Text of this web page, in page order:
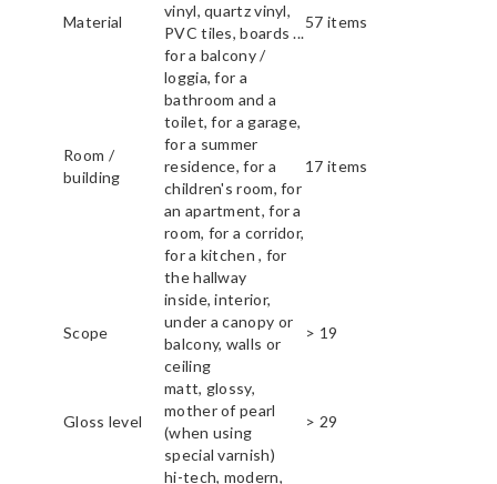
Material
vinyl, quartz vinyl,
PVC tiles, boards ...
57 items
Room /
building
for a balcony /
loggia, for a
bathroom and a
toilet, for a garage,
for a summer
residence, for a
children's room, for
an apartment, for a
room, for a corridor,
for a kitchen , for
the hallway
17 items
Scope
inside, interior,
under a canopy or
balcony, walls or
ceiling
> 19
Gloss level
matt, glossy,
mother of pearl
(when using
special varnish)
> 29
hi-tech, modern,